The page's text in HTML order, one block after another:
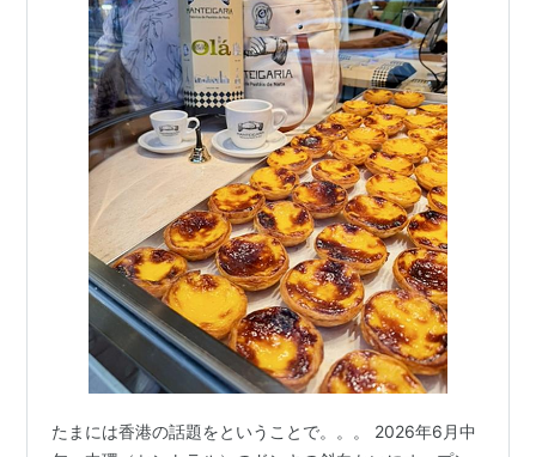
たまには香港の話題をということで。。。 2026年6月中